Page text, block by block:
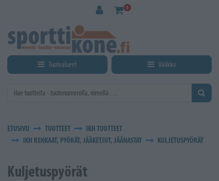
0
Tuotealueet Valikko
ETUSIVU TUOTTEET
IKH TUOTTEET
IKH RENKAAT, PYÖRÄT, JÄÄKETJUT, JÄÄNASTAT
KULJETUSPYÖRÄT
Kuljetuspyörät